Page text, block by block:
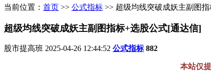
当前位置： 首页 >> 公式指标 >> 超级均线突破成妖主副图
超级均线突破成妖主副图指标+选股公式[通达信]
股市提高班 2025-04-26 12:44:52 公式指标 882
本站仅